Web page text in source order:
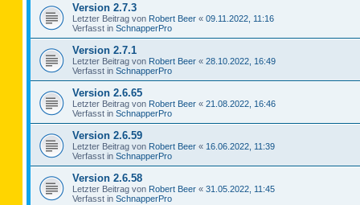
Version 2.7.3
Letzter Beitrag von Robert Beer « 09.11.2022, 11:16
Verfasst in SchnapperPro
Version 2.7.1
Letzter Beitrag von Robert Beer « 28.10.2022, 16:49
Verfasst in SchnapperPro
Version 2.6.65
Letzter Beitrag von Robert Beer « 21.08.2022, 16:46
Verfasst in SchnapperPro
Version 2.6.59
Letzter Beitrag von Robert Beer « 16.06.2022, 11:39
Verfasst in SchnapperPro
Version 2.6.58
Letzter Beitrag von Robert Beer « 31.05.2022, 11:45
Verfasst in SchnapperPro